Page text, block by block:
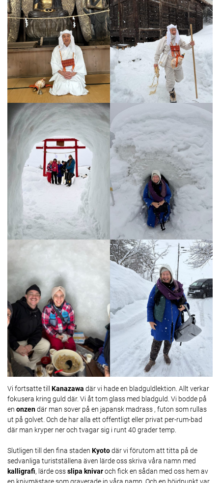
Vi fortsatte till Kanazawa där vi hade en bladguldlektion. Allt verkar
fokusera kring guld där. Vi åt tom glass med bladguld. Vi bodde på
en onzendär man sover på en japansk madrass , futon som rullas
ut på golvet. Och de har alla ett offentligt eller privat per-rum-bad
där man kryper ner och tvagar sig i runt 40 grader temp.
Slutligen till den fina staden Kyotodär vi förutom att titta på de
sedvanliga turistställena även lärde oss skriva våra namn med
kalligrafi, lärde ossslipa knivaroch fick en sådan med oss hem av